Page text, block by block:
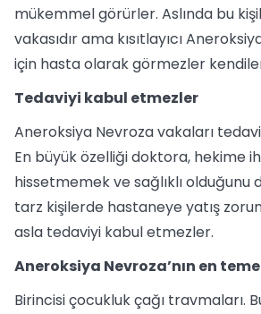
mükemmel görürler. Aslında bu
vakasıdır ama kısıtlayıcı
için hasta olarak görmezler
Tedaviyi kabul etmezler
Aneroksiya Nevroza vakaları
En büyük özelliği doktora, hekime
hissetmemek ve sağlıklı olduğunu
tarz kişilerde hastaneye yatış
asla tedaviyi kabul etmezler.
Aneroksiya Nevroza’nın en
Birincisi çocukluk çağı travmaları.